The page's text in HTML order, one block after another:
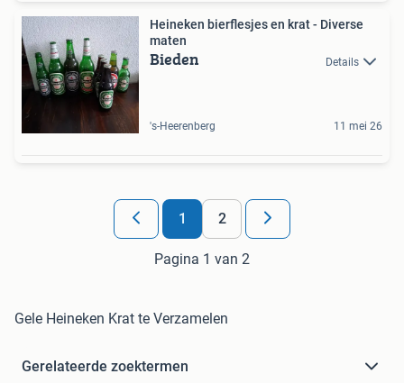
Heineken bierflesjes en krat - Diverse
maten
Bieden Details
's-Heerenberg 11 mei 26
1 2
Pagina 1 van 2
Gele Heineken Krat te Verzamelen
Gerelateerde zoektermen